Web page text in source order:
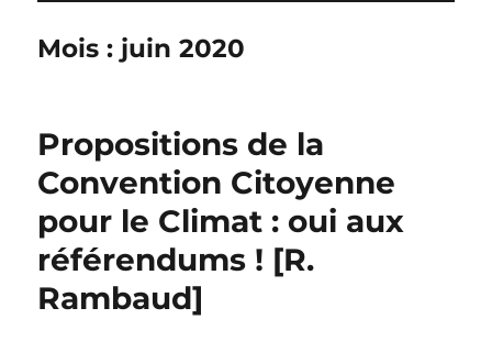
Mois : juin 2020
Propositions de la
Convention Citoyenne
pour le Climat : oui aux
référendums ! [R.
Rambaud]